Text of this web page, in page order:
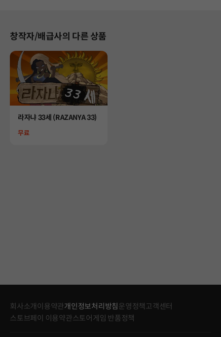
창작자/배급사의 다른 상품
Product
라자냐 33세 (RAZANYA 33)
Price
무료
회사소개 이용약관개인정보처리방침 운영정책고객센터
스토브페이 이용약관스토어게임 반품정책